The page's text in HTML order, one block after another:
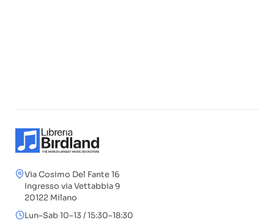
Via Cosimo Del Fante 16
Ingresso via Vettabbia 9
20122 Milano
Lun–Sab 10–13 / 15:30–18:30